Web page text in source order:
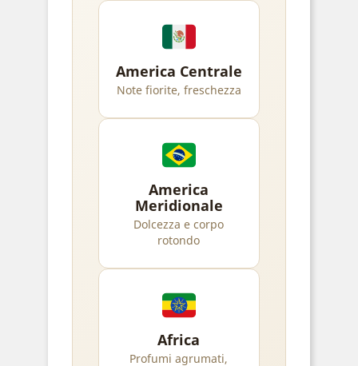
America Centrale
Note fiorite, freschezza
America
Meridionale
Dolcezza e corpo
rotondo
Africa
Profumi agrumati,